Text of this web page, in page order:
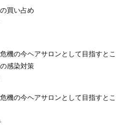
買い占め
危機の今ヘアサロンとして目指すとこ
感染対策
危機の今ヘアサロンとして目指すとこ